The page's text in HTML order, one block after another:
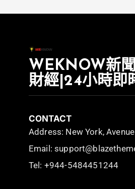
WEKNOW新
財經|24小時即
CONTACT
Address: New York,
Email:
Tel: +944-5484451244